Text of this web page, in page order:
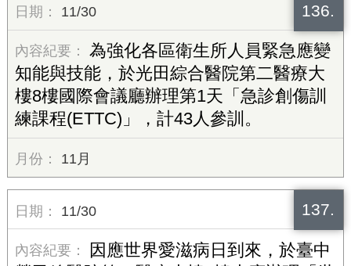
136.
11/30
為強化各區衛生所人員緊急應變
知能與技能，於光田綜合醫院第二醫療大
樓8樓國際會議廳辦理第1天「急診創傷訓
練課程(ETTC)」，計43人參訓。
11月
137.
11/30
因應世界愛滋病日到來，於臺中